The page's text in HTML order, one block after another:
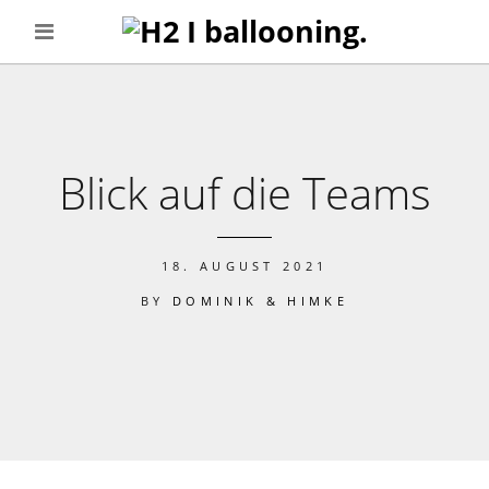
Blick auf die Teams
18. AUGUST 2021
BY DOMINIK & HIMKE